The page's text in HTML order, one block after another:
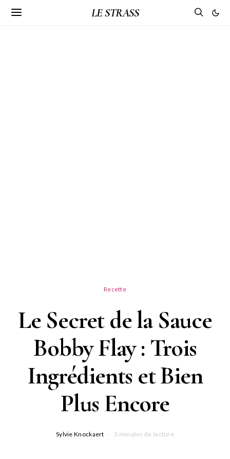
LE STRASS
Recette
Le Secret de la Sauce
Bobby Flay : Trois
Ingrédients et Bien
Plus Encore
Sylvie Knockaert 3 minutes de lecture